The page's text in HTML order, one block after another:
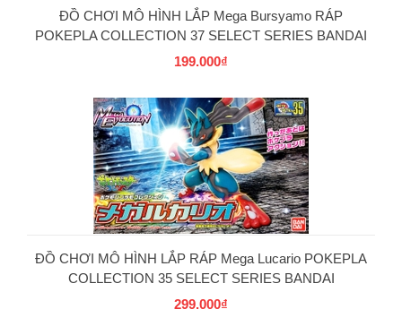
ĐỒ CHƠI MÔ HÌNH LẮP Mega Bursyamo RÁP
POKEPLA COLLECTION 37 SELECT SERIES BANDAI
199.000₫
ĐỒ CHƠI MÔ HÌNH LẮP RÁP Mega Lucario POKEPLA
COLLECTION 35 SELECT SERIES BANDAI
299.000₫